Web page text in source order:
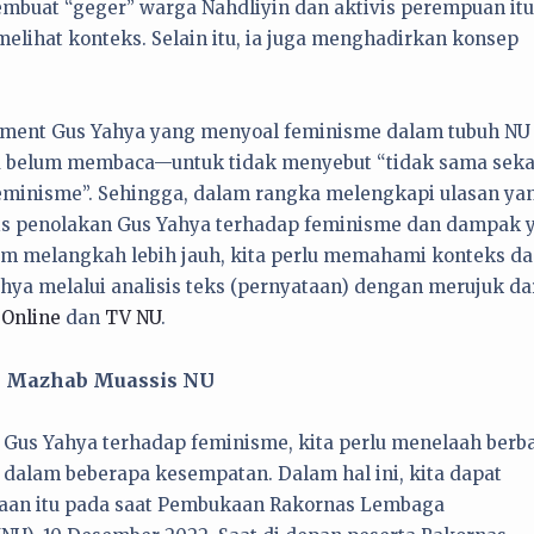
“geger” warga Nahdliyin dan aktivis perempuan
konteks. Selain itu, ia juga menghadirkan konsep
Gus Yahya yang menyoal feminisme dalam tubuh
membaca—untuk tidak menyebut “tidak sama
Sehingga, dalam rangka melengkapi ulasan
Gus Yahya terhadap feminisme dan dampak
melangkah lebih jauh, kita perlu memahami konteks
melalui analisis teks (pernyataan) dengan merujuk
dan TV NU.
Muassis NU
Yahya terhadap feminisme, kita perlu menelaah
beberapa kesempatan. Dalam hal ini, kita dapat
itu pada saat Pembukaan Rakornas Lembaga